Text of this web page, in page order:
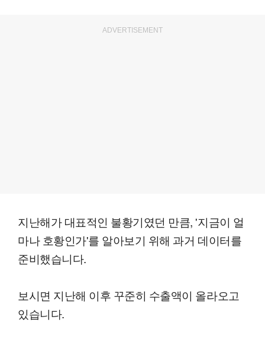
ADVERTISEMENT
지난해가 대표적인 불황기였던 만큼, '지금이 얼
마나 호황인가'를 알아보기 위해 과거 데이터를
준비했습니다.
보시면 지난해 이후 꾸준히 수출액이 올라오고
있습니다.